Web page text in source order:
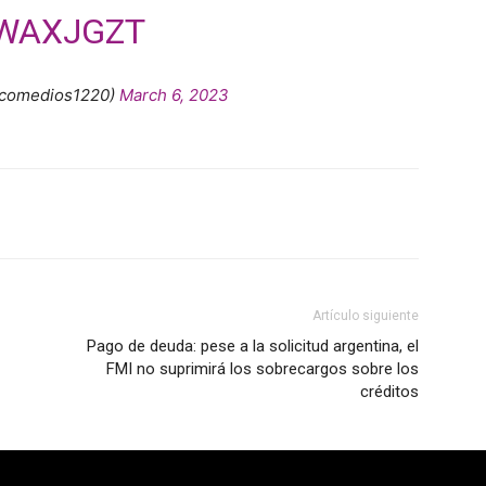
March 6, 2023
Artículo siguiente
Pago de deuda: pese a la solicitud argentina, el
FMI no suprimirá los sobrecargos sobre los
créditos